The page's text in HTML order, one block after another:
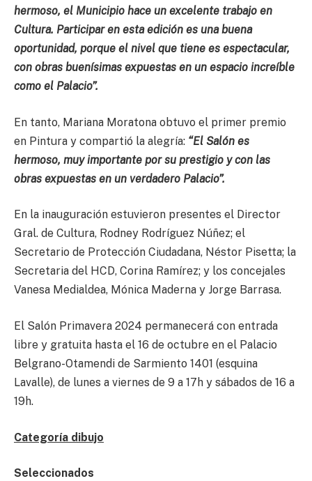
hermoso, el Municipio hace un excelente trabajo en
Cultura. Participar en esta edición es una buena
oportunidad, porque el nivel que tiene es espectacular,
con obras buenísimas expuestas en un espacio increíble
como el Palacio”.
En tanto, Mariana Moratona obtuvo el primer premio
en Pintura y compartió la alegría: “El Salón es
hermoso, muy importante por su prestigio y con las
obras expuestas en un verdadero Palacio”.
En la inauguración estuvieron presentes el Director
Gral. de Cultura, Rodney Rodríguez Núñez; el
Secretario de Protección Ciudadana, Néstor Pisetta; la
Secretaria del HCD, Corina Ramírez; y los concejales
Vanesa Medialdea, Mónica Maderna y Jorge Barrasa.
El Salón Primavera 2024 permanecerá con entrada
libre y gratuita hasta el 16 de octubre en el Palacio
Belgrano-Otamendi de Sarmiento 1401 (esquina
Lavalle), de lunes a viernes de 9 a 17h y sábados de 16 a
19h.
Categoría dibujo
Seleccionados